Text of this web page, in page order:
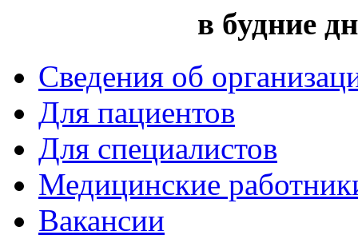
в будние
Сведения об
Для пациентов
Для специалистов
Медицинские
Вакансии